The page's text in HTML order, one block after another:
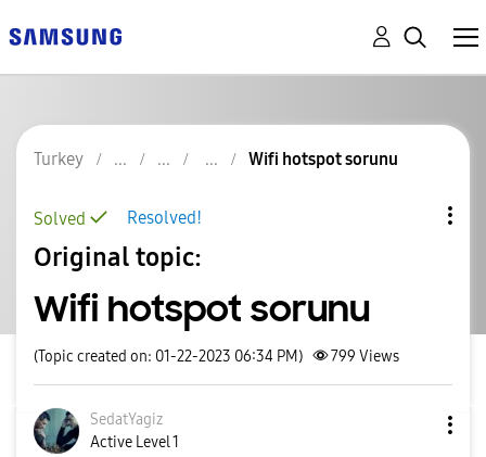
Turkey Wifi hotspot sorunu
Resolved!
Solved
Original topic:
Wifi hotspot sorunu
(Topic created on: 01-22-2023 06:34 PM) 799 Views
SedatYagiz
Active Level 1